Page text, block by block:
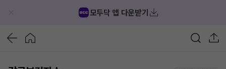
모두닥 앱 다운받기